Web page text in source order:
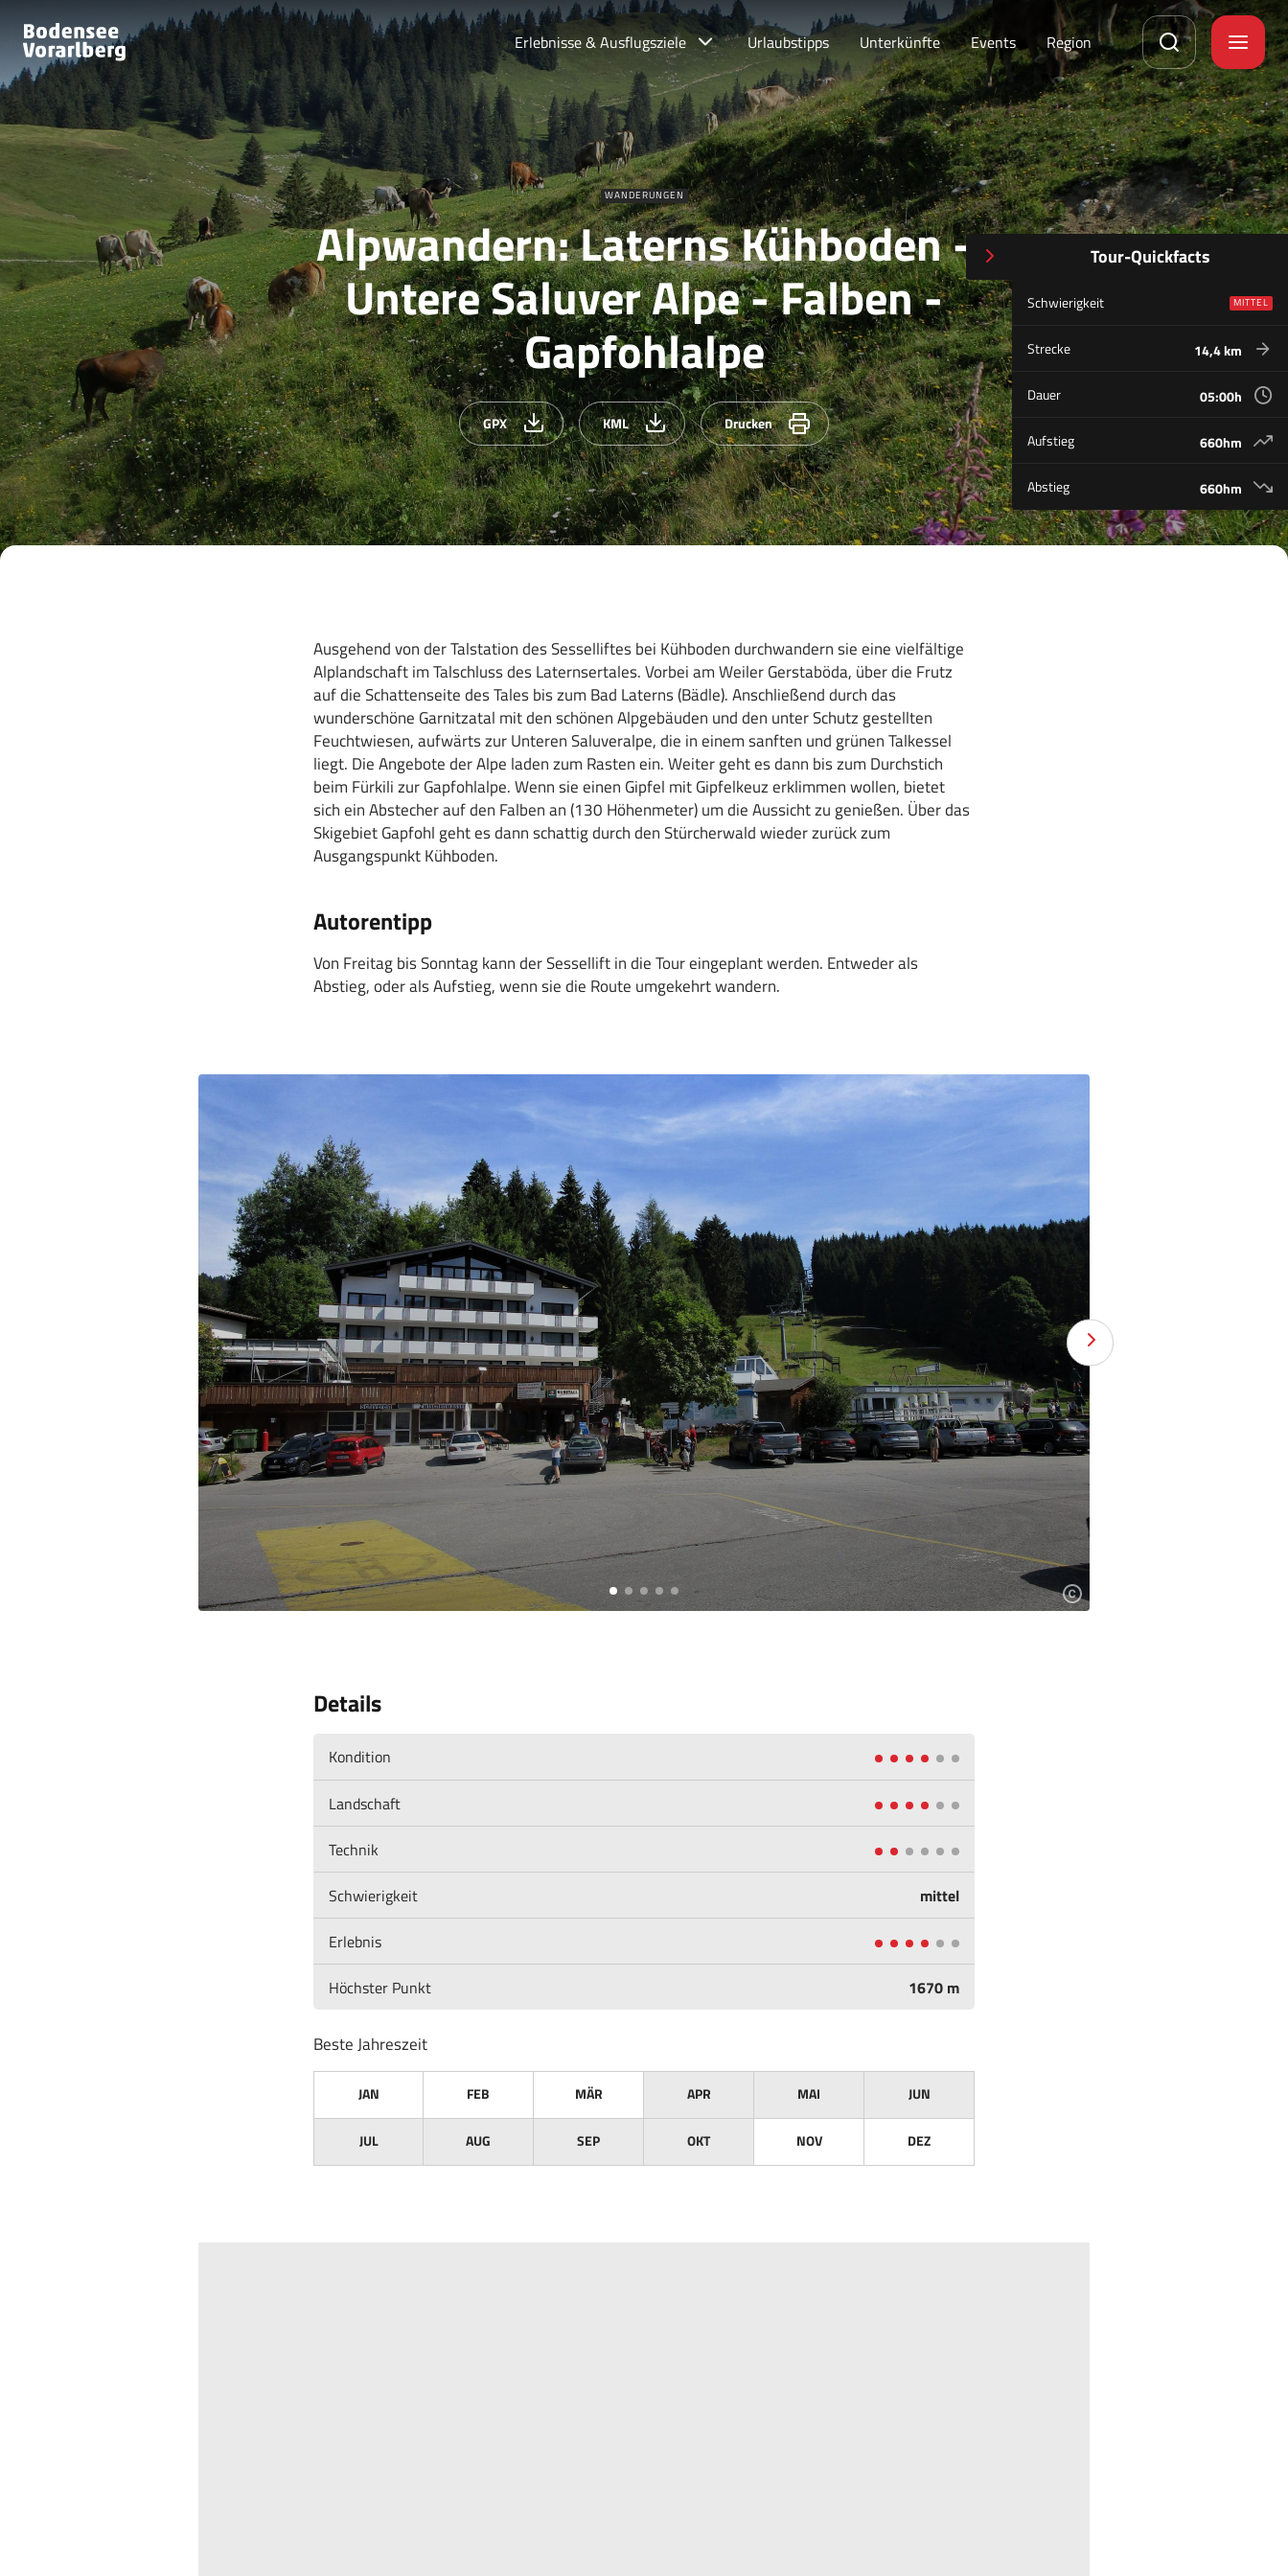
Erlebnisse & Ausflugsziele Urlaubstipps Unterkünfte Events Region
WANDERUNGEN
Alpwandern: Laterns Kühboden -
Untere Saluver Alpe - Falben -
Gapfohlalpe
GPX KML Drucken
Ausgehend von der Talstation des Sesselliftes bei Kühboden durchwandern sie eine vielfältige
Alplandschaft im Talschluss des Laternsertales. Vorbei am Weiler Gerstaböda, über die Frutz
auf die Schattenseite des Tales bis zum Bad Laterns (Bädle). Anschließend durch das
wunderschöne Garnitzatal mit den schönen Alpgebäuden und den unter Schutz gestellten
Feuchtwiesen, aufwärts zur Unteren Saluveralpe, die in einem sanften und grünen Talkessel
liegt. Die Angebote der Alpe laden zum Rasten ein. Weiter geht es dann bis zum Durchstich
beim Fürkili zur Gapfohlalpe. Wenn sie einen Gipfel mit Gipfelkeuz erklimmen wollen, bietet
sich ein Abstecher auf den Falben an (130 Höhenmeter) um die Aussicht zu genießen. Über das
Skigebiet Gapfohl geht es dann schattig durch den Stürcherwald wieder zurück zum
Ausgangspunkt Kühboden.
Autorentipp
Von Freitag bis Sonntag kann der Sessellift in die Tour eingeplant werden. Entweder als
Abstieg, oder als Aufstieg, wenn sie die Route umgekehrt wandern.
Details
Kondition
Landschaft
Technik
Schwierigkeit
mittel
Erlebnis
Höchster Punkt
1670 m
Beste Jahreszeit
JAN FEB MÄR APR MAI JUN
JUL AUG SEP OKT NOV DEZ
Tour-Quickfacts
Schwierigkeit MITTEL
Strecke 14,4 km
Dauer 05:00h
Aufstieg 660hm
Abstieg 660hm